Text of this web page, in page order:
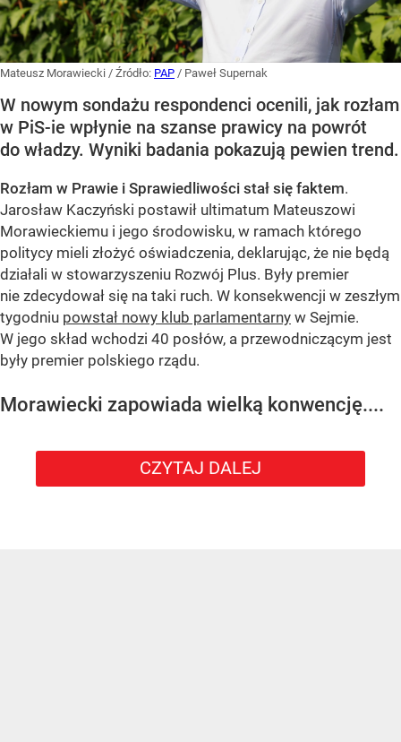
Mateusz Morawiecki / Źródło: PAP / Paweł Supernak
W nowym sondażu respondenci ocenili, jak rozłam
w PiS-ie wpłynie na szanse prawicy na powrót
do władzy. Wyniki badania pokazują pewien trend.
Rozłam w Prawie i Sprawiedliwości stał się faktem.
Jarosław Kaczyński postawił ultimatum Mateuszowi
Morawieckiemu i jego środowisku, w ramach którego
politycy mieli złożyć oświadczenia, deklarując, że nie będą
działali w stowarzyszeniu Rozwój Plus. Były premier
nie zdecydował się na taki ruch. W konsekwencji w zeszłym
tygodniu powstał nowy klub parlamentarny w Sejmie.
W jego skład wchodzi 40 posłów, a przewodniczącym jest
były premier polskiego rządu.
Morawiecki zapowiada wielką konwencję....
CZYTAJ DALEJ